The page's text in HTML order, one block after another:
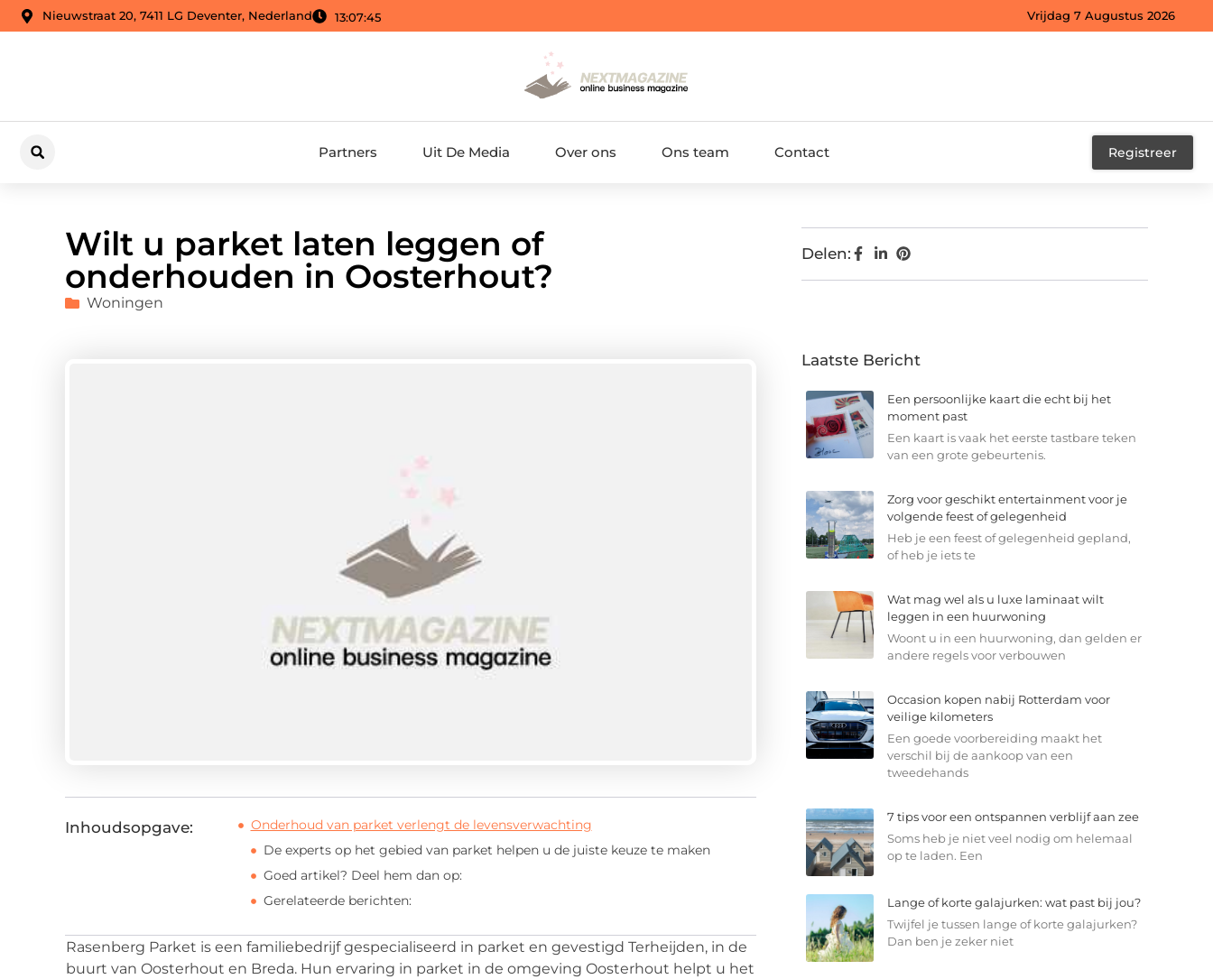
Nieuwstraat 20, 7411 LG Deventer, Nederland 13:07:46 Vrijdag 7 Augustus 2026
Partners Uit De Media Over ons Ons team Contact Registreer
Wilt u parket laten leggen of
onderhouden in Oosterhout?
Woningen
Inhoudsopgave:
Onderhoud van parket verlengt de levensverwachting
De experts op het gebied van parket helpen u de juiste keuze te maken
Goed artikel? Deel hem dan op:
Gerelateerde berichten:
Rasenberg Parket is een familiebedrijf gespecialiseerd in parket en gevestigd Terheijden, in de
buurt van Oosterhout en Breda. Hun ervaring in parket in de omgeving Oosterhout helpt u het
Delen:
Laatste Bericht
Een persoonlijke kaart die echt bij het
moment past
Een kaart is vaak het eerste tastbare teken
van een grote gebeurtenis.
Zorg voor geschikt entertainment voor je
volgende feest of gelegenheid
Heb je een feest of gelegenheid gepland,
of heb je iets te
Wat mag wel als u luxe laminaat wilt
leggen in een huurwoning
Woont u in een huurwoning, dan gelden er
andere regels voor verbouwen
Occasion kopen nabij Rotterdam voor
veilige kilometers
Een goede voorbereiding maakt het
verschil bij de aankoop van een
tweedehands
7 tips voor een ontspannen verblijf aan zee
Soms heb je niet veel nodig om helemaal
op te laden. Een
Lange of korte galajurken: wat past bij jou?
Twijfel je tussen lange of korte galajurken?
Dan ben je zeker niet